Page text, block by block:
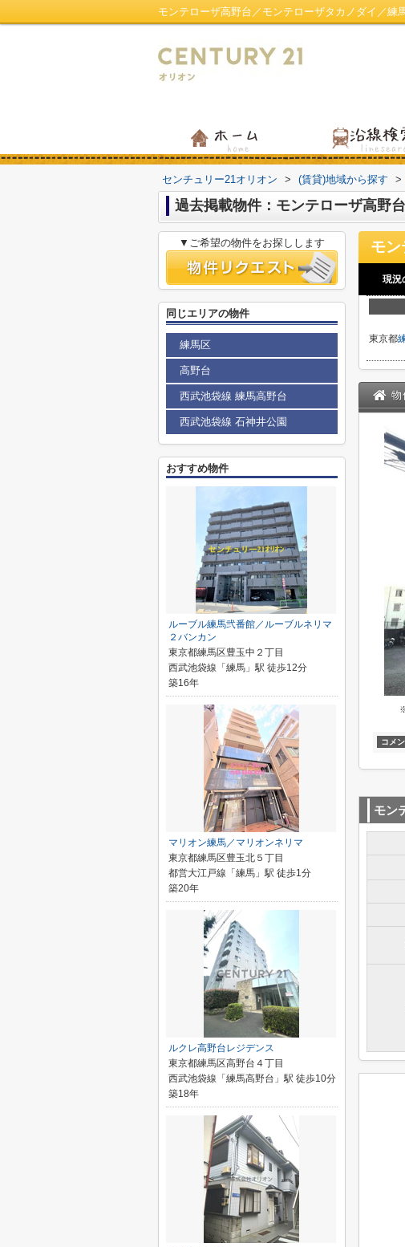
モンテローザ高野台／モンテローザタカノダイ／練
センチュリー21オリオン > (賃貸)地域から探す >
過去掲載物件：モンテローザ高野
現況
東京都
物
コメ
モン
▼ご希望の物件をお探しします
同じエリアの物件
練馬区
高野台
西武池袋線 練馬高野台
西武池袋線 石神井公園
おすすめ物件
ルーブル練馬弐番館／ルーブルネリマ
２バンカン
東京都練馬区豊玉中２丁目
西武池袋線「練馬」駅 徒歩12分
築16年
マリオン練馬／マリオンネリマ
東京都練馬区豊玉北５丁目
都営大江戸線「練馬」駅 徒歩1分
築20年
ルクレ高野台レジデンス
東京都練馬区高野台４丁目
西武池袋線「練馬高野台」駅 徒歩10分
築18年